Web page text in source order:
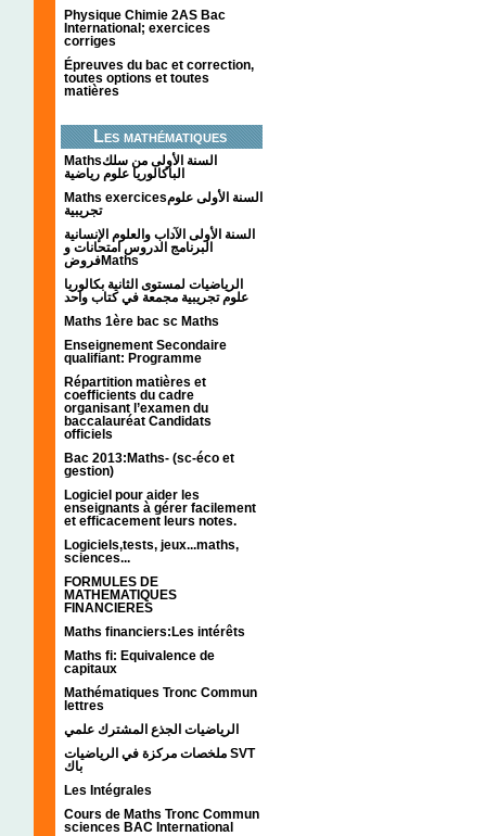
Physique Chimie 2AS Bac
International; exercices
corriges
Épreuves du bac et correction,
toutes options et toutes
matières
Les mathématiques
Mathsالسنة الأولى من سلك
الباكالوريا علوم رياضية
Maths exercicesالسنة الأولى علوم
تجريبية
السنة الأولى الآداب والعلوم الإنسانية
البرنامج الدروس امتحانات و
فروضMaths
الرياضيات لمستوى الثانية بكالوريا
علوم تجريبية مجمعة في كتاب واحد
Maths 1ère bac sc Maths
Enseignement Secondaire
qualifiant: Programme
Répartition matières et
coefficients du cadre
organisant l’examen du
baccalauréat Candidats
officiels
Bac 2013:Maths- (sc-éco et
gestion)
Logiciel pour aider les
enseignants à gérer facilement
et efficacement leurs notes.
Logiciels,tests, jeux...maths,
sciences...
FORMULES DE
MATHEMATIQUES
FINANCIERES
Maths financiers:Les intérêts
Maths fi: Equivalence de
capitaux
Mathématiques Tronc Commun
lettres
الرياضيات الجذع المشترك علمي
ملخصات مركزة في الرياضيات SVT
باك
Les Intégrales
Cours de Maths Tronc Commun
sciences BAC International